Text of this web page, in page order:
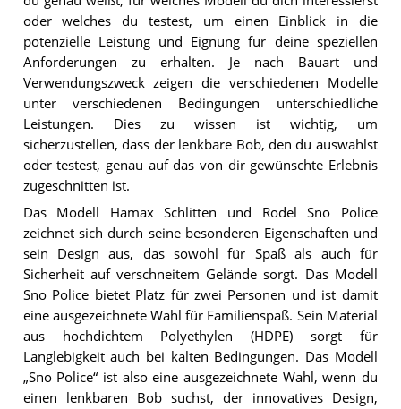
oder welches du testest, um einen Einblick in die
potenzielle Leistung und Eignung für deine speziellen
Anforderungen zu erhalten. Je nach Bauart und
Verwendungszweck zeigen die verschiedenen Modelle
unter verschiedenen Bedingungen unterschiedliche
Leistungen. Dies zu wissen ist wichtig, um
sicherzustellen, dass der lenkbare Bob, den du auswählst
oder testest, genau auf das von dir gewünschte Erlebnis
zugeschnitten ist.
Das Modell Hamax Schlitten und Rodel Sno Police
zeichnet sich durch seine besonderen Eigenschaften und
sein Design aus, das sowohl für Spaß als auch für
Sicherheit auf verschneitem Gelände sorgt. Das Modell
Sno Police bietet Platz für zwei Personen und ist damit
eine ausgezeichnete Wahl für Familienspaß. Sein Material
aus hochdichtem Polyethylen (HDPE) sorgt für
Langlebigkeit auch bei kalten Bedingungen. Das Modell
„Sno Police“ ist also eine ausgezeichnete Wahl, wenn du
einen lenkbaren Bob suchst, der innovatives Design,